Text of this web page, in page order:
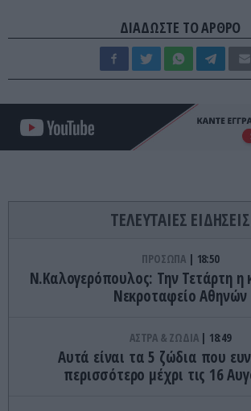
ΔΙΑΔΩΣΤΕ ΤΟ ΑΡΘΡΟ
ΤΕΛΕΥΤΑΙΕΣ ΕΙΔΗΣΕΙΣ
ΠΡΟΣΩΠΑ 18:50
Ν.Καλογερόπουλος: Την Τετάρτη η
Νεκροταφείο Αθηνών
ΑΣΤΡΑ & ΖΩΔΙΑ 18:49
Αυτά είναι τα 5 ζώδια που
περισσότερο μέχρι τις 16